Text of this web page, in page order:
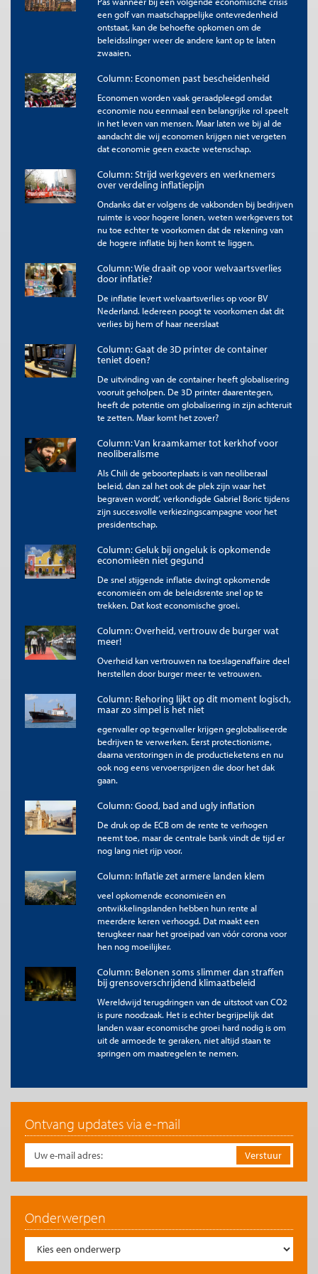
De titel en eerste zinnen van dit artikel mogen zonder toestemming
worden overgenomen met de bronvermelding
Me Judice
en, indien
online, een link naar het artikel. Volledige overname is slechts beperkt
toegestaan. Voor meer informatie, zie onze copyright richtlijnen.
Door 'Riccardof
een golf van maatschappelijke ontevredenheid
ontstaat, kan de behoefte opkomen om de
beleidsslinger weer de andere kant op te laten
zwaaien.
Column: Economen past bescheidenheid
Economen worden vaak geraadpleegd omdat
economie nou eenmaal een belangrijke rol speelt
in het leven van mensen. Maar laten we bij al de
aandacht die wij economen krijgen niet vergeten
dat economie geen exacte wetenschap.
Column: Strijd werkgevers en werknemers
over verdeling inflatiepijn
Ondanks dat er volgens de vakbonden bij bedrijven
ruimte is voor hogere lonen, weten werkgevers tot
nu toe echter te voorkomen dat de rekening van
de hogere inflatie bij hen komt te liggen.
Column: Wie draait op voor welvaartsverlies
door inflatie?
De inflatie levert welvaartsverlies op voor BV
Nederland. Iedereen poogt te voorkomen dat dit
verlies bij hem of haar neerslaat
Column: Gaat de 3D printer de container
teniet doen?
De uitvinding van de container heeft globalisering
vooruit geholpen. De 3D printer daarentegen,
heeft de potentie om globalisering in zijn achteruit
te zetten. Maar komt het zover?
Column: Van kraamkamer tot kerkhof voor
neoliberalisme
Als Chili de geboorteplaats is van neoliberaal
beleid, dan zal het ook de plek zijn waar het
begraven wordt’, verkondigde Gabriel Boric tijdens
zijn succesvolle verkiezingscampagne voor het
presidentschap.
Column: Geluk bij ongeluk is opkomende
economieën niet gegund
De snel stijgende inflatie dwingt opkomende
economieën om de beleidsrente snel op te
trekken. Dat kost economische groei.
Column: Overheid, vertrouw de burger wat
meer!
Overheid kan vertrouwen na toeslagenaffaire deel
herstellen door burger meer te vetrouwen.
Column: Rehoring lijkt op dit moment logisch,
maar zo simpel is het niet
egenvaller op tegenvaller krijgen geglobaliseerde
bedrijven te verwerken. Eerst protectionisme,
daarna verstoringen in de productieketens en nu
ook nog eens vervoersprijzen die door het dak
gaan.
Column: Good, bad and ugly inflation
De druk op de ECB om de rente te verhogen
neemt toe, maar de centrale bank vindt de tijd er
nog lang niet rijp voor.
Column: Inflatie zet armere landen klem
veel opkomende economieën en
ontwikkelingslanden hebben hun rente al
meerdere keren verhoogd. Dat maakt een
terugkeer naar het groeipad van vóór corona voor
hen nog moeilijker.
Column: Belonen soms slimmer dan straffen
bij grensoverschrijdend klimaatbeleid
Wereldwijd terugdringen van de uitstoot van CO2
is pure noodzaak. Het is echter begrijpelijk dat
landen waar economische groei hard nodig is om
uit de armoede te geraken, niet altijd staan te
springen om maatregelen te nemen.
Ontvang updates via e-mail
Onderwerpen